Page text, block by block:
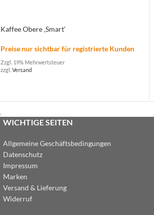
Kaffee Obere ‚Smart‘
Preise nur sichtbar für registrierte Kunden
Zzgl. 19% Mehrwertsteuer
zzgl. Versand
WICHTIGE SEITEN
Allgemeine Geschäftsbedingungen
Datenschutz
Impressum
Marken
Versand & Lieferung
Widerruf